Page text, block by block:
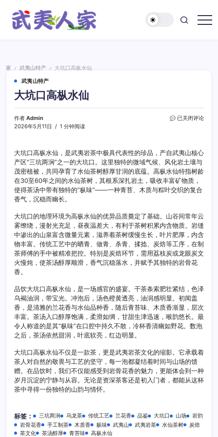
家
家 / 武夷山特产 /
大坑口高枞水仙
武夷山特产
大坑口高枞水仙
作者 Admin
2026年5月11日
1 分钟阅读
大
枞
水
仙
已关闭评论
大坑口高枞水仙，是武夷岩茶中极具代表性的珍品，产自武夷山核心
产区“三坑两涧”之一的大坑口。这里独特的微域气候、风化岩土壤与
茂密植被，共同孕育了水仙茶树醇厚甘润的底蕴。高枞水仙特指树龄
在30至60年之间的水仙茶树，其根系深扎岩土，吸收丰富矿物质，
使得茶汤中带有独特的“枞味”——一种青苔、木质与粽叶交织的复合
香气，沉稳而幽长。
大坑口的地理环境为高枞水仙的优异品质奠定了基础。山谷间常年云
雾缭绕，漫射光充足，昼夜温差大，有利于茶树积累内含物质。岩缝
中渗出的山泉富含微量元素，滋养着茶树缓慢生长，叶片肥厚，内含
物丰富。传统工艺中的晒青、做青、杀青、揉捻、炭焙等工序，在制
茶师傅的手中被精准把控。特别是炭焙环节，需用荔枝炭或龙眼炭文
火慢炖，使茶汤醇厚顺滑，香气沉稳落水，并赋予其独特的岩骨花
香。
品饮大坑口高枞水仙，是一场感官的盛宴。干茶条索肥壮紧结，色泽
乌褐油润，带宝光。冲泡后，汤色橙黄透亮，油润感明显。初闻盖
香，是清雅的兰花香与水仙品种香，随后青苔味、木质香渐显，层次
丰富。茶汤入口醇厚饱满，柔滑如绸，甘甜生津迅速，喉韵悠长。最
令人称道的是其“枞味”在口腔中持久不散，冷杯香清幽如野花。数泡
之后，茶汤依然甜润，叶底软亮，红边明显。
大坑口高枞水仙不仅是一款茶，更是武夷岩茶文化的缩影。它承载着
茶人对自然的敬畏与工艺的坚守，每一泡都凝结着时间与山场的馈
赠。在品饮时，我们不仅能感受到岩骨花香的魅力，更能体会到一种
岁月沉淀的宁静与从容。无论是资深茶客还是初入门者，都能从这杯
茶中寻得一份独特的山韵与情怀。
标签： 三坑两涧 乌龙茶 传统工艺 兰花香 品鉴 大坑口 山场
岩韵
岩骨花香
手工制茶 木质香 枞味 武夷山 武夷岩茶 水仙茶树
炭焙
茶文化
茶汤醇厚 青苔味 高枞水仙